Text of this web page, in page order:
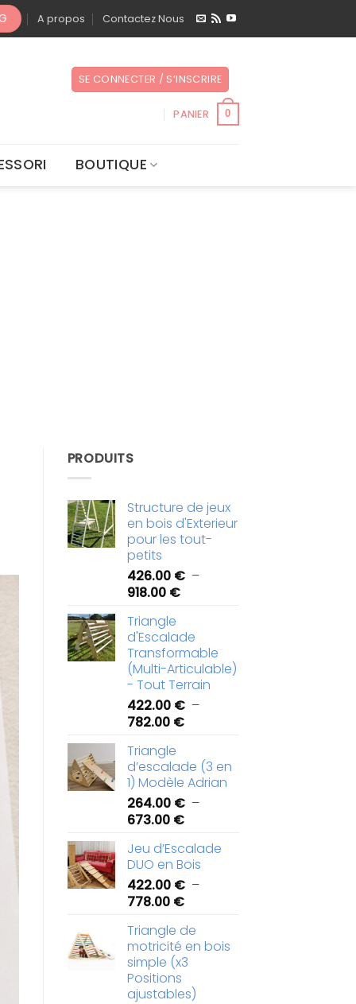
A propos Contactez Nous
SE CONNECTER / S’INSCRIRE
PANIER 0
BOUTIQUE
PRODUITS
Structure de jeux
en bois d'Exterieur
pour les tout-
petits
426.00 € –
918.00 €Plage
426.00 €
à
918.00 €
Triangle
d'Escalade
Transformable
(Multi-Articulable)
- Tout Terrain
422.00 € –
782.00 €Plage
422.00 €
à
782.00 €
Triangle
d’escalade (3 en
1) Modèle Adrian
264.00 € –
673.00 €Plage
prix :
264.00 €
à
673.00 €
Jeu d’Escalade
DUO en Bois
422.00 € –
778.00 €Plage
prix :
422.00 €
à
778.00 €
Triangle de
motricité en bois
simple (x3
Positions
ajustables)